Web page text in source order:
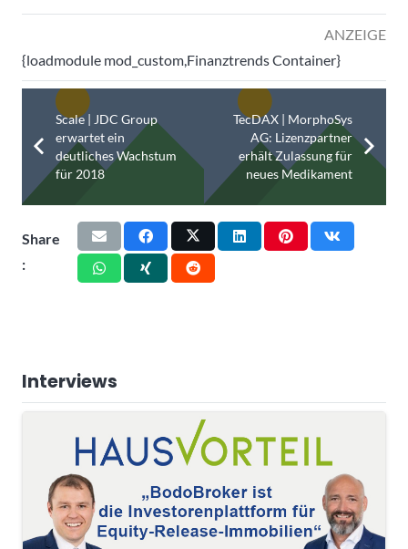
ANZEIGE
{loadmodule mod_custom,Finanztrends Container}
Scale | JDC Group
erwartet ein
deutliches Wachstum
für 2018
TecDAX | MorphoSys
AG: Lizenzpartner
erhält Zulassung für
neues Medikament
Share
:
Interviews